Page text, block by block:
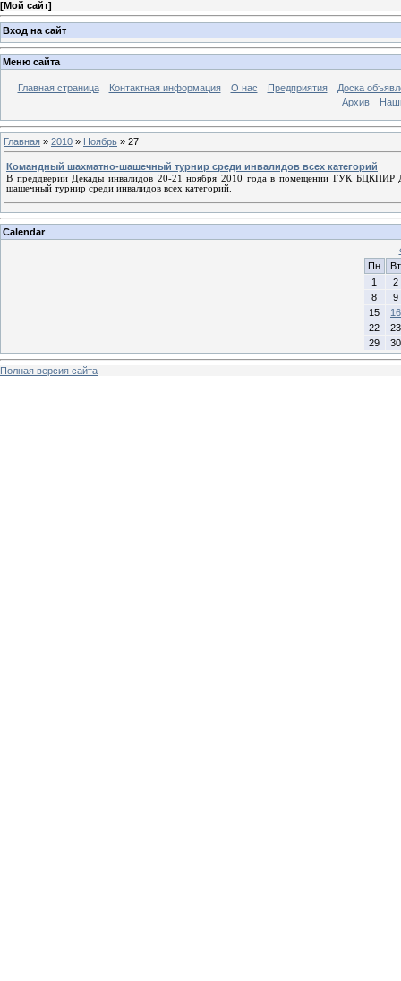
[Мой сайт]
Вход на сайт
Меню сайта
Главная страница Контактная информация О нас Предприятия
Доска
Архив
Главная » 2010 » Ноябрь » 27
Командный шахматно-шашечный турнир среди инвалидов всех категорий
В преддверии Декады инвалидов 20-21 ноября 2010 года в помещении ГУК БЦКПИР
шашечный турнир среди инвалидов всех категорий.
Calendar
Пн
Вт
1
2
8
9
15
16
22
23
29
30
Полная версия сайта